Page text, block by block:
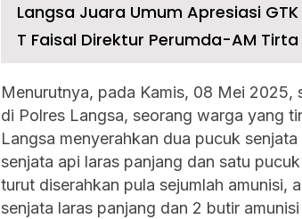
Langsa Juara Umum Apresiasi GTK
T Faisal Direktur Perumda-AM
Menurutnya, pada Kamis, 08 Mei
di Polres Langsa, seorang warga yang
Langsa menyerahkan dua pucuk
senjata api laras panjang dan satu
turut diserahkan pula sejumlah amunisi,
senjata laras panjang dan 2 butir